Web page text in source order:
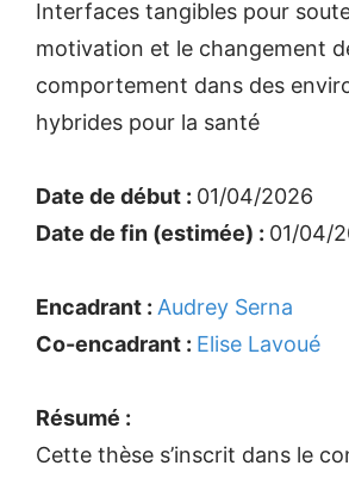
Interfaces tangibles pour
motivation et le changement
comportement dans des
hybrides pour la santé
Date de début : 01/04/2026
Date de fin (estimée) : 01/04/
Encadrant : Audrey Serna
Co-encadrant : Elise Lavoué
Résumé :
Cette thèse s’inscrit dans le